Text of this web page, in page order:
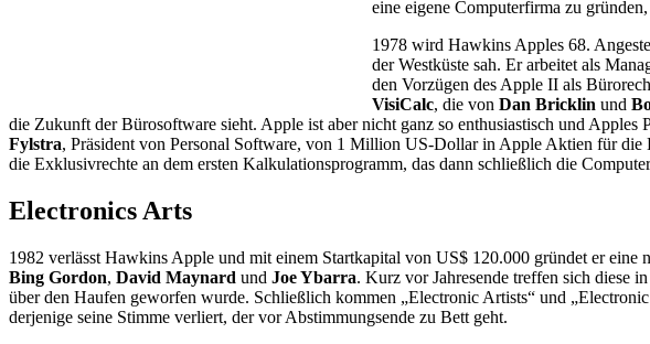
eine eigene Computerfirma zu
1978 wird Hawkins Apples 68.
der Westküste sah. Er arbeitet als
den Vorzügen des Apple II als
VisiCalc, die von Dan Bricklin und
die Zukunft der Bürosoftware sieht. Apple ist aber nicht ganz so enthusiastisch und Apples
Fylstra, Präsident von Personal Software, von 1 Million US-Dollar in Apple Aktien für
die Exklusivrechte an dem ersten Kalkulationsprogramm, das dann schließlich die
Electronics Arts
1982 verlässt Hawkins Apple und mit einem Startkapital von US$ 120.000 gründet er eine
Bing Gordon, David Maynard und Joe Ybarra. Kurz vor Jahresende treffen sich diese
über den Haufen geworfen wurde. Schließlich kommen „Electronic Artists“ und
derjenige seine Stimme verliert, der vor Abstimmungsende zu Bett geht.